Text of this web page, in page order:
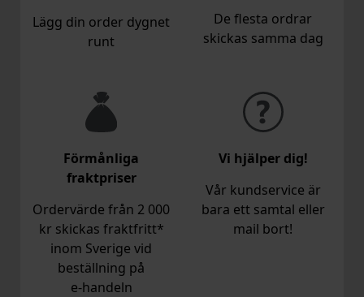
Lägg din order dygnet
runt
De flesta ordrar
skickas samma dag
Förmånliga
fraktpriser
Ordervärde från 2 000
kr skickas fraktfritt*
inom Sverige vid
beställning på
e‑handeln
Vi hjälper dig!
Vår kundservice är
bara ett samtal eller
mail bort!